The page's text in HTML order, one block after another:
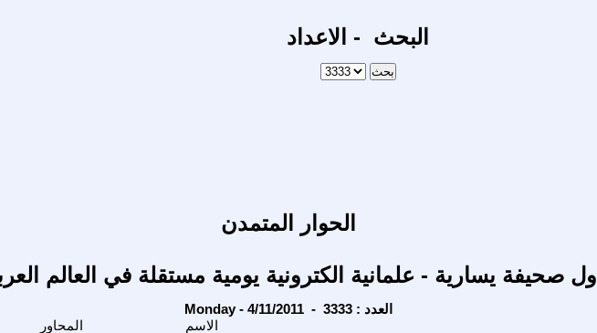
البحث - الاعداد
الحوار المتمدن
اول صحيفة يسارية - علمانية الكترونية يومية مستقلة في العالم
Monday - 4/11/2011 - العدد : 3333
الاسم